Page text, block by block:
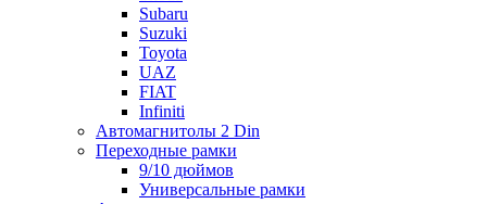
Subaru
Suzuki
Toyota
UAZ
FIAT
Infiniti
Автомагнитолы 2 Din
Переходные рамки
9/10 дюймов
Универсальные рамки